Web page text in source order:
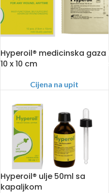
Hyperoil® medicinska gaza
10 x 10 cm
Cijena na upit
Hyperoil® ulje 50ml sa
kapaljkom